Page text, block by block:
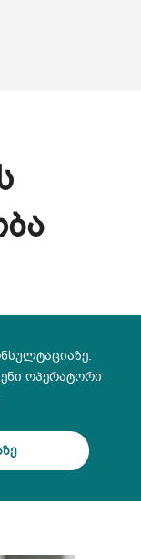
ოპერატორი